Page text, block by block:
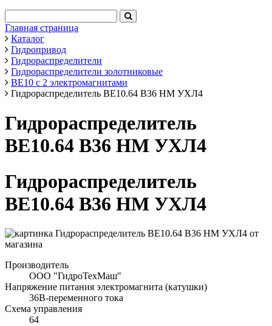
Главная страница
Каталог
Гидропривод
Гидрораспределители
Гидрораспределители золотниковые
ВЕ10 с 2 электромагнитами
Гидрораспределитель ВЕ10.64 В36 НМ УХЛ4
Гидрораспределитель
ВЕ10.64 В36 НМ УХЛ4
Гидрораспределитель
ВЕ10.64 В36 НМ УХЛ4
Производитель
ООО "ГидроТехМаш"
Напряжение питания электромагнита (катушки)
36В-переменного тока
Схема управления
64